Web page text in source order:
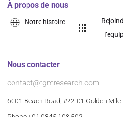
À propos de nous
Notre histoire
Nous contacter
contact@tgmresearch.com
6001 Beach Road, #22-01 Golden Mile